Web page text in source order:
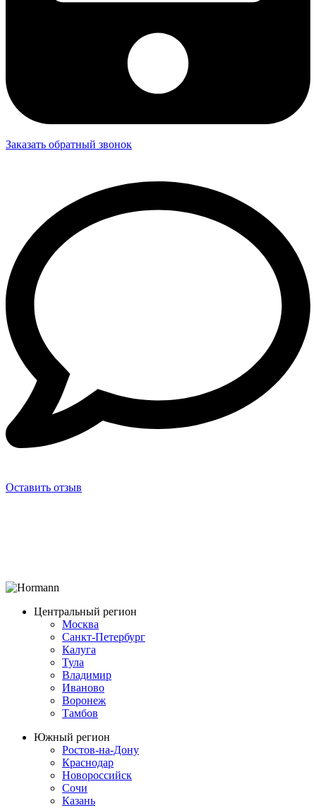
Заказать обратный звонок
Оставить отзыв
Центральный регион
Москва
Санкт-Петербург
Калуга
Тула
Владимир
Иваново
Воронеж
Тамбов
Южный регион
Ростов-на-Дону
Краснодар
Новороссийск
Сочи
Казань